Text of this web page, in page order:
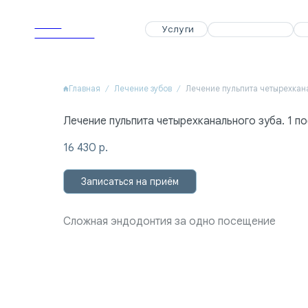
Услуги Специалисты Акции
Dental Clinic Услуги Специалисты Акции
Dental Clinic
Главная Лечение зубов
Лечение пульпита четырехканального зуба. 1
16 430 р.
Записаться на приём
Сложная эндодонтия за одно посещение